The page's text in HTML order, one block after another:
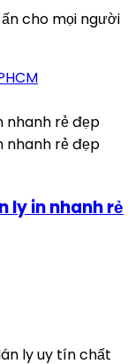
cho mọi người
ly in nhanh rẻ
ly uy tín chất